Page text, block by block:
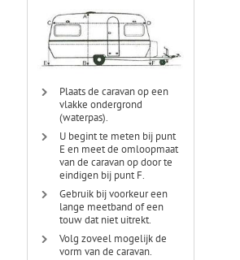
Plaats de caravan op een
vlakke ondergrond
(waterpas).
U begint te meten bij punt
E en meet de omloopmaat
van de caravan op door te
eindigen bij punt F.
Gebruik bij voorkeur een
lange meetband of een
touw dat niet uitrekt.
Volg zoveel mogelijk de
vorm van de caravan.